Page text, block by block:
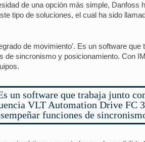
de una opción más simple,
tipo de soluciones, el cual ha sido
de movimiento’. Es un software
de sincronismo y posicionamiento. Con
un software que trabaja junto
VLT Automation Drive FC
funciones de